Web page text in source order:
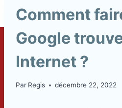
Comment
Google
Internet ?
Par Regis décembre 22, 2022